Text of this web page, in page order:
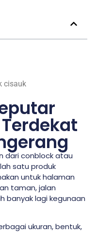
dari conblock atau
satu produk
untuk halaman
taman, jalan
banyak lagi kegunaan
ukuran, bentuk,